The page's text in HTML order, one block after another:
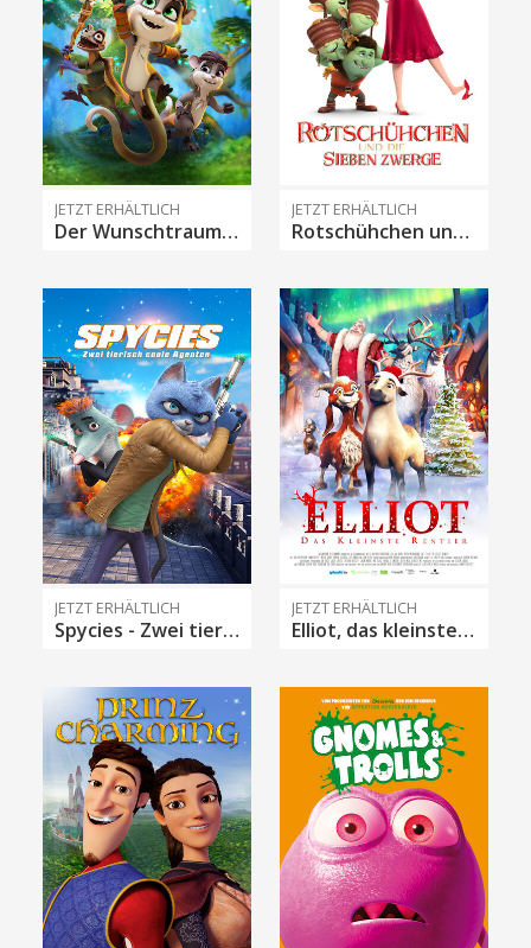
JETZT ERHÄLTLICH
Der Wunschtraumbaum
JETZT ERHÄLTLICH
Rotschühchen und die sieben Zwerge
JETZT ERHÄLTLICH
Spycies - Zwei tierisch coole Agenten
JETZT ERHÄLTLICH
Elliot, das kleinste Rentier